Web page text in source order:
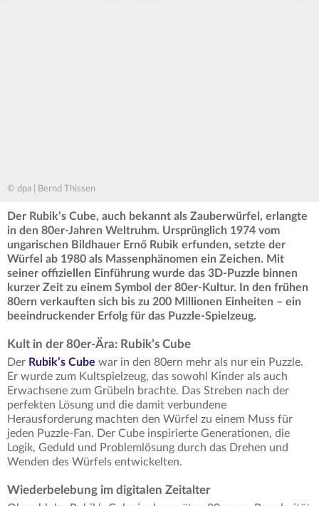
© dpa | Bernd Thissen
Der Rubik’s Cube, auch bekannt als Zauberwürfel, erlangte
in den 80er-Jahren Weltruhm. Ursprünglich 1974 vom
ungarischen Bildhauer Ernő Rubik erfunden, setzte der
Würfel ab 1980 als Massenphänomen ein Zeichen. Mit
seiner offiziellen Einführung wurde das 3D-Puzzle binnen
kurzer Zeit zu einem Symbol der 80er-Kultur. In den frühen
80ern verkauften sich bis zu 200 Millionen Einheiten – ein
beeindruckender Erfolg für das Puzzle-Spielzeug.
Kult in der 80er-Ära: Rubik’s Cube
Der Rubik’s Cube war in den 80ern mehr als nur ein Puzzle.
Er wurde zum Kultspielzeug, das sowohl Kinder als auch
Erwachsene zum Grübeln brachte. Das Streben nach der
perfekten Lösung und die damit verbundene
Herausforderung machten den Würfel zu einem Muss für
jeden Puzzle-Fan. Der Cube inspirierte Generationen, die
Logik, Geduld und Problemlösung durch das Drehen und
Wenden des Würfels entwickelten.
Wiederbelebung im digitalen Zeitalter